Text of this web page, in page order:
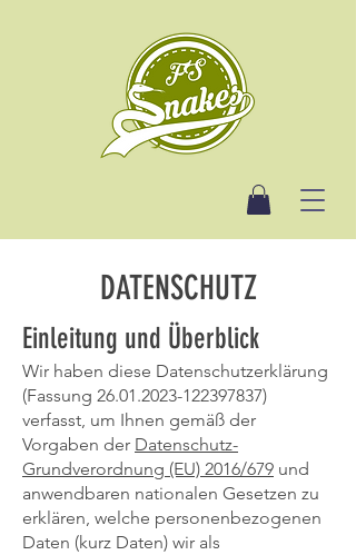
DATENSCHUTZ
Einleitung und Überblick
Wir haben diese Datenschutzerklärung
(Fassung 26.01.2023-122397837)
verfasst, um Ihnen gemäß der
Vorgaben der Datenschutz-
Grundverordnung (EU) 2016/679 und
anwendbaren nationalen Gesetzen zu
erklären, welche personenbezogenen
Daten (kurz Daten) wir als